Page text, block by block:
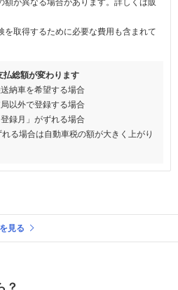
取得するために必要な費用も含まれて
払総額が変わります
納車を希望する場合
以外で登録する場合
録月」がずれる場合
れる場合は自動車税の額が大きく上がり
見る
？